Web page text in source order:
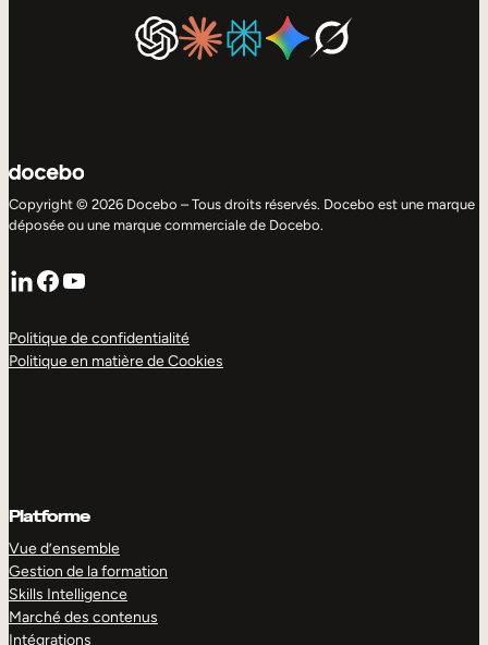
Copyright © 2026 Docebo – Tous droits réservés. Docebo est une marque
déposée ou une marque commerciale de Docebo.
LinkedIn
Facebook
YouTube
Politique de confidentialité
Politique en matière de Cookies
Platforme
Vue d’ensemble
Gestion de la formation
Skills Intelligence
Marché des contenus
Intégrations